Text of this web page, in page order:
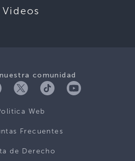
Videos
comunidad
Web
Frecuentes
de Derecho